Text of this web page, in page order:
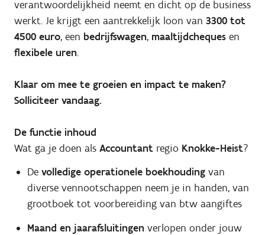
verantwoordelijkheid neemt en dicht op de business
werkt. Je krijgt een aantrekkelijk loon van 3300 tot
4500 euro, een bedrijfswagen, maaltijdcheques en
flexibele uren.
Klaar om mee te groeien en impact te maken?
Solliciteer vandaag.
De functie inhoud
Wat ga je doen als Accountant regio Knokke-Heist?
De volledige operationele boekhoudingvan
diverse vennootschappen neem je in handen, van
grootboek tot voorbereiding van btw aangiftes
Maand en jaarafsluitingenverlopen onder jouw